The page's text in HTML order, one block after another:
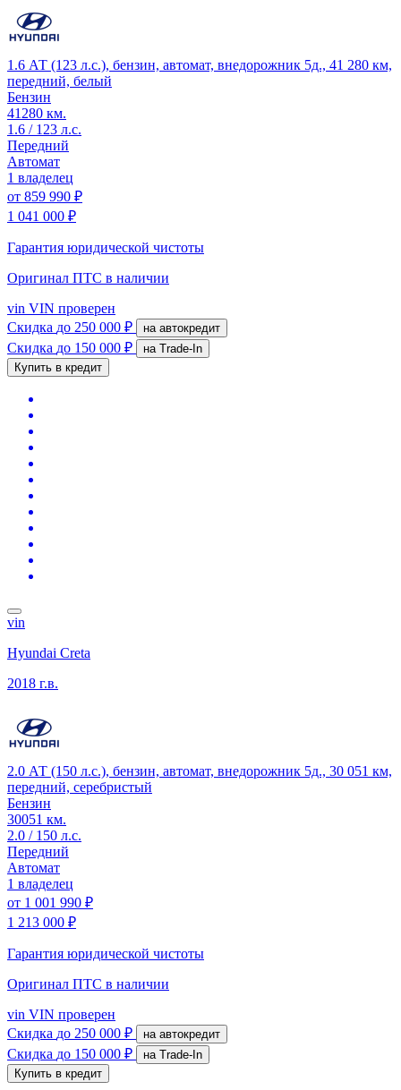
1.6 АТ (123 л.с.), бензин, автомат, внедорожник 5д., 41 280 км,
передний, белый
Бензин
41280 км.
1.6 / 123 л.с.
Передний
Автомат
1 владелец
от 859 990 ₽
1 041 000 ₽
Гарантия юридической чистоты
Оригинал ПТС в наличии
vin VIN проверен
Скидка до 250 000 ₽ на автокредит
Скидка до 150 000 ₽
на Trade-In
Купить в кредит
vin
Hyundai Creta
2018 г.в.
2.0 АТ (150 л.с.), бензин, автомат, внедорожник 5д., 30 051 км,
передний, серебристый
Бензин
30051 км.
2.0 / 150 л.с.
Передний
Автомат
1 владелец
от 1 001 990 ₽
1 213 000 ₽
Гарантия юридической чистоты
Оригинал ПТС в наличии
vin VIN проверен
Скидка до 250 000 ₽ на автокредит
Скидка до 150 000 ₽
на Trade-In
Купить в кредит